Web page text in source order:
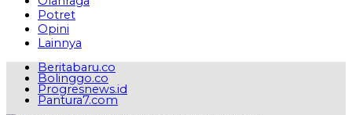
Potret
Opini
Lainnya
Beritabaru.co
Bolinggo.co
Progresnews.id
Pantura7.com